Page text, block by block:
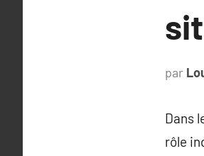
par
Dans
rôle